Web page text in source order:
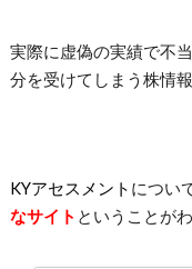
実際に虚偽の実績で不
分を受けてしまう株情
KYアセスメント につい
なサイト ということが